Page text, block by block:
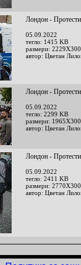
Лондон -
05.09.2022
тегло: 1415 KB
размери:
автор: Цветан
Лондон -
05.09.2022
тегло: 2299 KB
размери:
автор: Цветан
Лондон -
05.09.2022
тегло: 2411 KB
размери:
автор: Цветан